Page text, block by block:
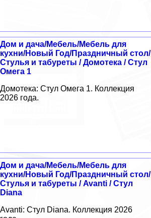
Дом и дача/Мебель/Мебель для
кухни/Новый Год/Праздничный стол/
Стулья и табуреты / Домотека / Стул
Омега 1
Домотека: Стул Омега 1. Коллекция
2026 года.
Дом и дача/Мебель/Мебель для
кухни/Новый Год/Праздничный стол/
Стулья и табуреты / Avanti / Стул
Diana
Avanti: Стул Diana. Коллекция 2026